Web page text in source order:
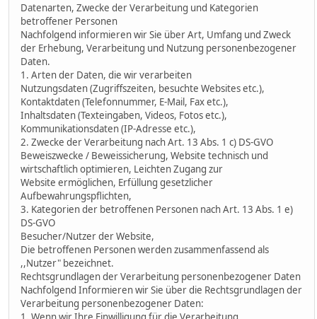
Datenarten, Zwecke der Verarbeitung und Kategorien
betroffener Personen
Nachfolgend informieren wir Sie über Art, Umfang und Zweck
der Erhebung, Verarbeitung und Nutzung personenbezogener
Daten.
1. Arten der Daten, die wir verarbeiten
Nutzungsdaten (Zugriffszeiten, besuchte Websites etc.),
Kontaktdaten (Telefonnummer, E-Mail, Fax etc.),
Inhaltsdaten (Texteingaben, Videos, Fotos etc.),
Kommunikationsdaten (IP-Adresse etc.),
2. Zwecke der Verarbeitung nach Art. 13 Abs. 1 c) DS-GVO
Beweiszwecke / Beweissicherung, Website technisch und
wirtschaftlich optimieren, Leichten Zugang zur
Website ermöglichen, Erfüllung gesetzlicher
Aufbewahrungspflichten,
3. Kategorien der betroffenen Personen nach Art. 13 Abs. 1 e)
DS-GVO
Besucher/Nutzer der Website,
Die betroffenen Personen werden zusammenfassend als
,,Nutzer" bezeichnet.
Rechtsgrundlagen der Verarbeitung personenbezogener Daten
Nachfolgend Informieren wir Sie über die Rechtsgrundlagen der
Verarbeitung personenbezogener Daten: